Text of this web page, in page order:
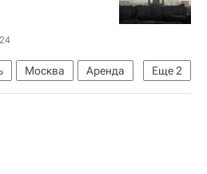
24
Еще2
Москва
Аренда